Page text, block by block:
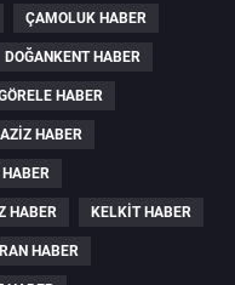
ÇAMOLUK HABER
DOĞANKENT HABER
HABER
HABER
HABER KELKIT HABER
HABER